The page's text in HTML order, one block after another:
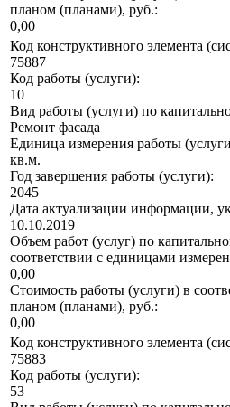
планом (планами), руб.:
0,00
Код конструктивного элемента
75887
Код работы (услуги):
10
Вид работы (услуги) по
Ремонт фасада
Единица измерения работы
кв.м.
Год завершения работы (услуги):
2045
Дата актуализации информации,
10.10.2019
Объем работ (услуг) по
соответствии с единицами
0,00
Стоимость работы (услуги) в
планом (планами), руб.:
0,00
Код конструктивного элемента
75883
Код работы (услуги):
53